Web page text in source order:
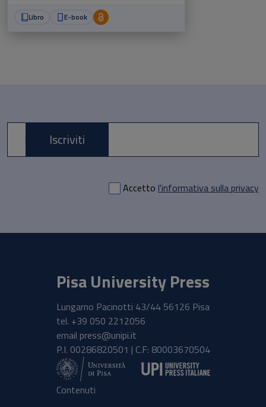
Libro E-book
E-mail *
Accetto l'informativa sulla privacy
Iscriviti
Pisa University Press
Lungarno Pacinotti 43/44 56126 Pisa
tel. +39 050 2212056
email press@unipi.it
P.I. 00286820501 | C.F: 80003670504
Contenuti